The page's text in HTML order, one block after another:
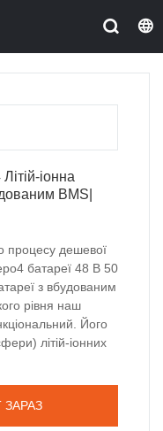
іонна
BMS|
процесу дешевої
батареї 48 В 50
з вбудованим
рівня наш
Його
літій-іонних
ЗАРАЗ